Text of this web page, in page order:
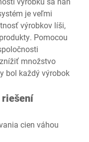
je veľmi
výrobkov líši,
Pomocou
množstvo
bol každý výrobok
riešení
cien váhou